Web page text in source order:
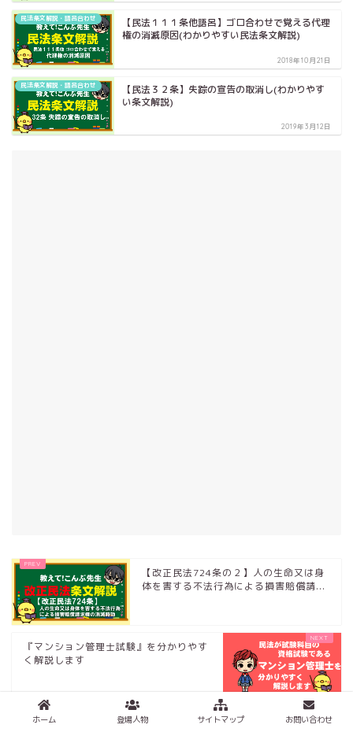
民法条文解説・語呂合わせ
【民法１１１条他語呂】ゴロ合わせで覚える代理
権の消滅原因(わかりやすい民法条文解説)
2018年10月21日
民法条文解説・語呂合わせ
【民法３２条】失踪の宣告の取消し(わかりやす
い条文解説)
2019年3月12日
【改正民法724条の２】人の生命又は身
体を害する不法行為による損害賠償請...
『マンション管理士試験』を分かりやす
く解説します
ホーム 登場人物 サイトマップ お問い合わせ